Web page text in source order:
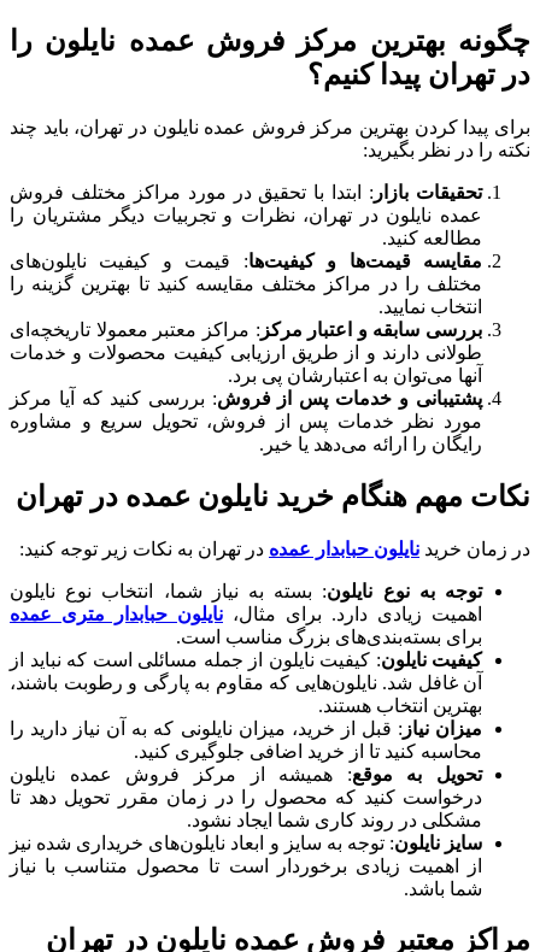
چگونه بهترین مرکز فروش عمده نایلون را
در تهران پیدا کنیم؟
برای پیدا کردن بهترین مرکز فروش عمده نایلون در تهران، باید چند
نکته را در نظر بگیرید:
تحقیقات بازار : ابتدا با تحقیق در مورد مراکز مختلف فروش
عمده نایلون در تهران، نظرات و تجربیات دیگر مشتریان را
مطالعه کنید.
مقایسه قیمت‌ها و کیفیت‌ها: قیمت و کیفیت نایلون‌های
مختلف را در مراکز مختلف مقایسه کنید تا بهترین گزینه را
انتخاب نمایید.
بررسی سابقه و اعتبار مرکز : مراکز معتبر معمولا تاریخچه‌ای
طولانی دارند و از طریق ارزیابی کیفیت محصولات و خدمات
آنها می‌توان به اعتبارشان پی برد.
پشتیبانی و خدمات پس از فروش: بررسی کنید که آیا مرکز
مورد نظر خدمات پس از فروش، تحویل سریع و مشاوره
رایگان را ارائه می‌دهد یا خیر.
نکات مهم هنگام خرید نایلون عمده در تهران
در زمان خرید نایلون حبابدار عمده در تهران به نکات زیر توجه کنید:
توجه به نوع نایلون: بسته به نیاز شما، انتخاب نوع نایلون
اهمیت زیادی دارد. برای مثال، نایلون حبابدار متری عمده
برای بسته‌بندی‌های بزرگ مناسب است.
کیفیت نایلون: کیفیت نایلون از جمله مسائلی است که نباید از
آن غافل شد. نایلون‌هایی که مقاوم به پارگی و رطوبت باشند،
بهترین انتخاب هستند.
میزان نیاز : قبل از خرید، میزان نایلونی که به آن نیاز دارید را
محاسبه کنید تا از خرید اضافی جلوگیری کنید.
تحویل به موقع: همیشه از مرکز فروش عمده نایلون
درخواست کنید که محصول را در زمان مقرر تحویل دهد تا
مشکلی در روند کاری شما ایجاد نشود.
سایز نایلون: توجه به سایز و ابعاد نایلون‌های خریداری شده نیز
از اهمیت زیادی برخوردار است تا محصول متناسب با نیاز
شما باشد.
مراکز معتبر فروش عمده نایلون در تهران